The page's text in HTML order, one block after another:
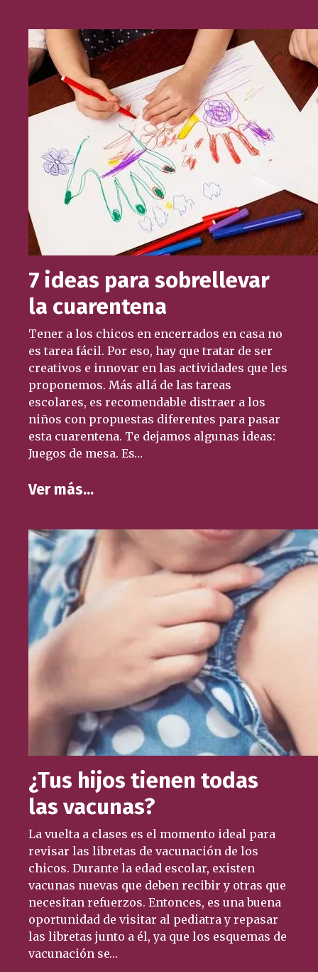
7 ideas para sobrellevar
la cuarentena
Tener a los chicos en encerrados en casa no
es tarea fácil. Por eso, hay que tratar de ser
creativos e innovar en las actividades que les
proponemos. Más allá de las tareas
escolares, es recomendable distraer a los
niños con propuestas diferentes para pasar
esta cuarentena. Te dejamos algunas ideas:
Juegos de mesa. Es…
Ver más…
¿Tus hijos tienen todas
las vacunas?
La vuelta a clases es el momento ideal para
revisar las libretas de vacunación de los
chicos. Durante la edad escolar, existen
vacunas nuevas que deben recibir y otras que
necesitan refuerzos. Entonces, es una buena
oportunidad de visitar al pediatra y repasar
las libretas junto a él, ya que los esquemas de
vacunación se…